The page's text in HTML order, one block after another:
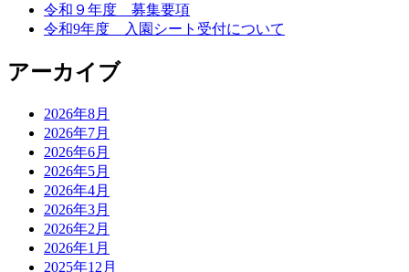
令和９年度 募集要項
令和9年度 入園シート受付について
アーカイブ
2026年8月
2026年7月
2026年6月
2026年5月
2026年4月
2026年3月
2026年2月
2026年1月
2025年12月